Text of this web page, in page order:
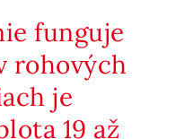
funguje
rohových
je
19 až